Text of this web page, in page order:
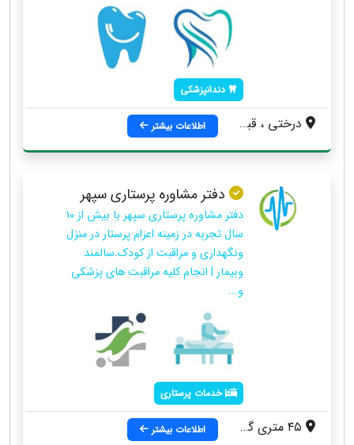
دندانپزشکی
درختی ، قبل از سه راه حدادی ، نبش خیابان چهارم ، ساختمان فرشتگان ، واحد 302 اطلاعات بیشتر
دفتر مشاوره پرستاری سپهر
دفتر مشاوره پرستاری سپهر با بیش از ۱۰
سال تجربه در زمینه اعزام پرستار در منزل
ونگهداری و مراقبت از کودک.سالمند
وبیمار | انجام کلیه مراقبت های پزشکی
و...
خدمات پرستاری
اطلاعات بیشتر